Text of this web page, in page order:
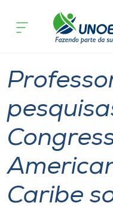
Cursos
Atendimento ao
Portal de Ensino
acontece
Caribe